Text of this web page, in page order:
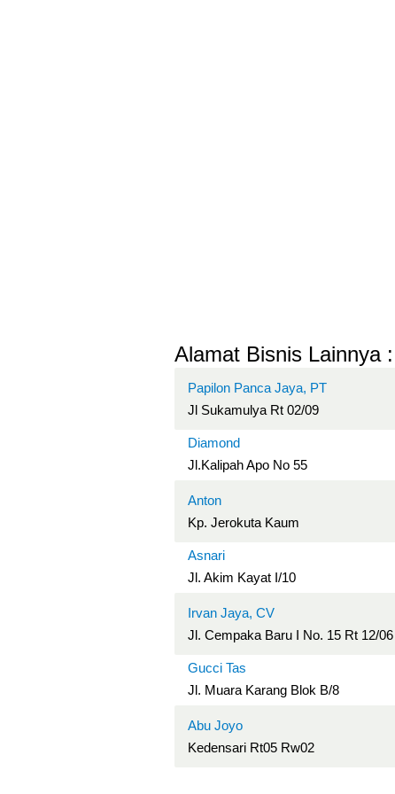
Alamat Bisnis Lainnya :
Papilon Panca Jaya, PT
Jl Sukamulya Rt 02/09
Diamond
Jl.Kalipah Apo No 55
Anton
Kp. Jerokuta Kaum
Asnari
Jl. Akim Kayat I/10
Irvan Jaya, CV
Jl. Cempaka Baru I No. 15 Rt 12/06
Gucci Tas
Jl. Muara Karang Blok B/8
Abu Joyo
Kedensari Rt05 Rw02